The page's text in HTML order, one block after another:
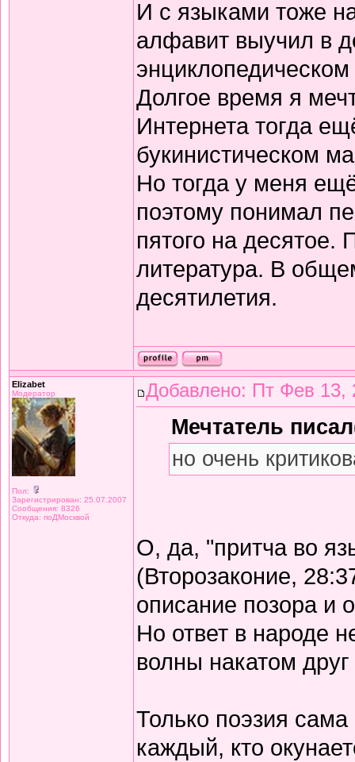
И с языками тоже
алфавит выучил в
Долгое время я
Интернета тогда
букинистическом
Но тогда у меня
поэтому понимал
пятого на десятое.
литература. В
десятилетия.
Elizabet
Модератор
Пол:
Зарегистрирован: 25.07.2007
Сообщения: 8326
Откуда: поДМосквой
Добавлено: Пт Фев 13,
Мечтатель
но очень
О, да, "притча во
(Второзаконие,
описание позора и
Но ответ в народе
волны накатом
Только поэзия
каждый, кто